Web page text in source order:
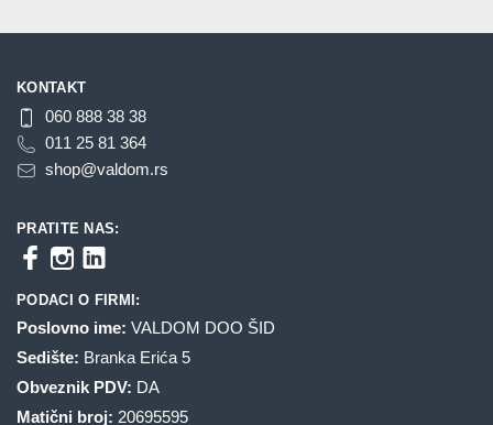
KONTAKT
060 888 38 38
011 25 81 364
shop@valdom.rs
PRATITE NAS:
PODACI O FIRMI:
Poslovno ime: VALDOM DOO ŠID
Sedište: Branka Erića 5
Obveznik PDV: DA
Matični broj: 20695595